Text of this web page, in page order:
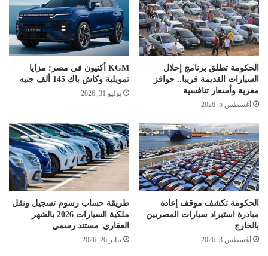
الحكومة تطلق برنامج إحلال
السيارات القديمة قريبا.. حوافز
مغرية وأسعار تنافسية
أغسطس 5, 2026
KGM أكتيون في مصر: مزايا
تمويلية وكاش باك 145 ألف جنيه
يوليو 31, 2026
الحكومة تكشف موقف إعادة
مبادرة استيراد سيارات المصريين
بالخارج
أغسطس 3, 2026
طريقة حساب رسوم تسجيل ونقل
ملكية السيارات 2026 بالشهر
العقاري| مستند رسمي
يناير 26, 2026